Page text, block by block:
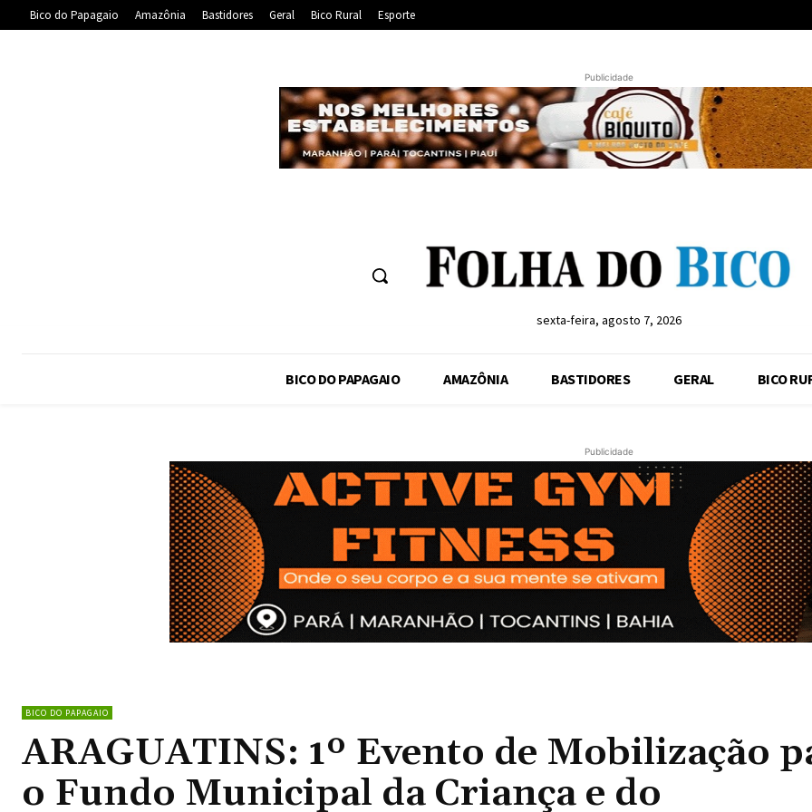
Bico do Papagaio Amazônia Bastidores Geral Bico Rural Esporte
Publicidade
sexta-feira, agosto 7, 2026
BICO DO PAPAGAIO AMAZÔNIA BASTIDORES GERAL BICO
Publicidade
BICO DO PAPAGAIO
ARAGUATINS: 1º Evento de Mobilização
o Fundo Municipal da Criança e do